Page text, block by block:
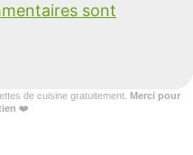
sont
de cuisine gratuitement. Merci pour
❤️